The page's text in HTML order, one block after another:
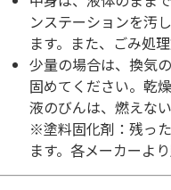
ンステーションを汚
ます。また、ごみ処
少量の場合は、換気
固めてください。乾
液のびんは、燃えな
※塗料固化剤：残っ
ます。各メーカーよ